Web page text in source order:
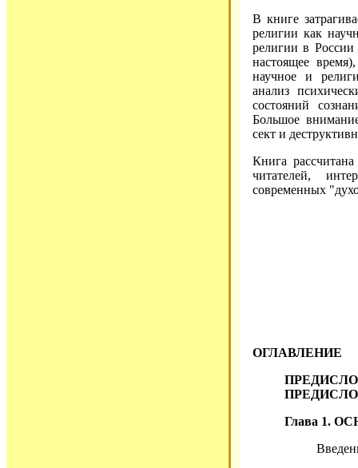
В книге
религии как
религии в
настоящее
научное и
анализ
состояний
Большое
сект и
Книга
читателей,
современных
ОГЛАВЛЕНИЕ
Глава 1.